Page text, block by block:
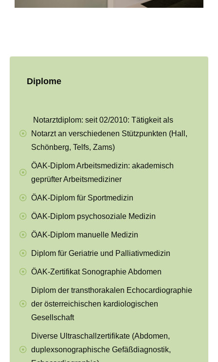
Diplome
Notarztdiplom: seit 02/2010: Tätigkeit als
Notarzt an verschiedenen Stützpunkten (Hall,
Schönberg, Telfs, Zams)
ÖAK-Diplom Arbeitsmedizin: akademisch
geprüfter Arbeitsmediziner
ÖAK-Diplom für Sportmedizin
ÖAK-Diplom psychosoziale Medizin
ÖAK-Diplom manuelle Medizin
Diplom für Geriatrie und Palliativmedizin
ÖAK-Zertifikat Sonographie Abdomen
Diplom der transthorakalen Echocardiographie
der österreichischen kardiologischen
Gesellschaft
Diverse Ultraschallzertifikate (Abdomen,
duplexsonographische Gefäßdiagnostik,